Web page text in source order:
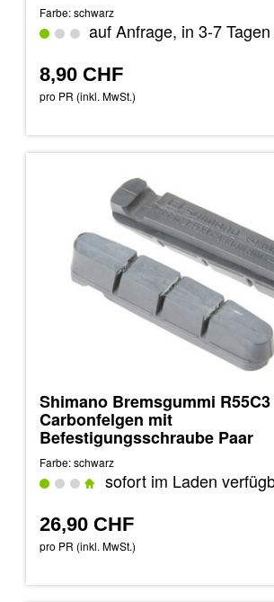
Farbe: schwarz
auf Anfrage, in 3-7 Tagen
8,90 CHF
pro PR (inkl. MwSt.)
Shimano Bremsgummi
Carbonfelgen mit
Befestigungsschraube Paar
Farbe: schwarz
sofort im Laden
26,90 CHF
pro PR (inkl. MwSt.)